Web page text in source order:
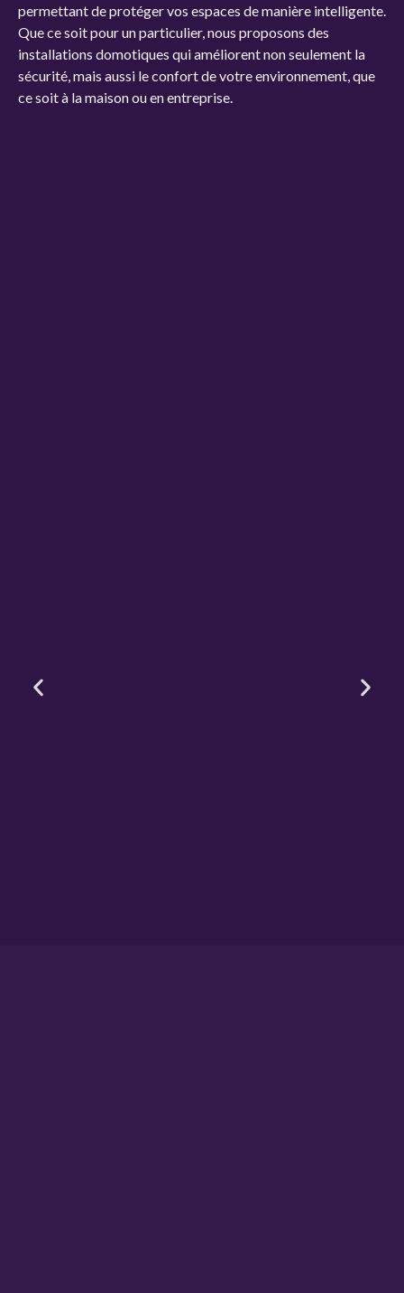
permettant de protéger vos espaces de manière intelligente.
Que ce soit pour un particulier, nous proposons des
installations domotiques qui améliorent non seulement la
sécurité, mais aussi le confort de votre environnement, que
ce soit à la maison ou en entreprise.